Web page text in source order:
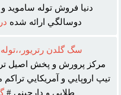
دنيا فروش توله سامويد و
دوسالگي ارائه شده در
سگ گلدن
مرکز پرورش و پخش اصيل
تيپ اروپايي و آمريکايي
طلايي و دارچيني #